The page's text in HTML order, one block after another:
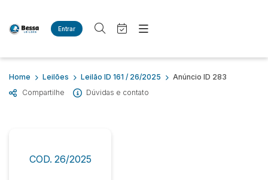
Entrar
Criar conta Entrar
Site
Agenda
Quem Somos
Imóveis
Busca por palavra-chave
Quem Somos
Home Leilões Leilão ID 161 / 26/2025
Anúncio ID 283
Compartilhe
Dúvidas e contato
COD. 26/2025